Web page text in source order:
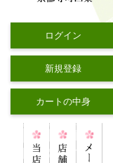
ログイン
新規登録
カートの中身